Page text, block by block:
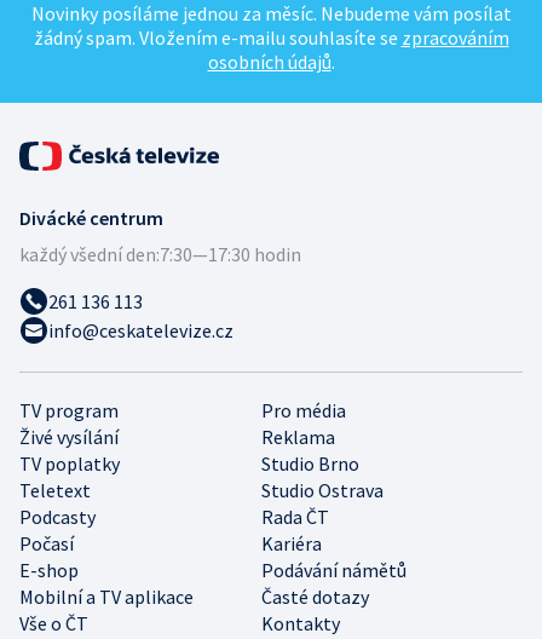
Novinky posíláme jednou za měsíc. Nebudeme vám posílat
žádný spam. Vložením e-mailu souhlasíte se zpracováním
osobních údajů.